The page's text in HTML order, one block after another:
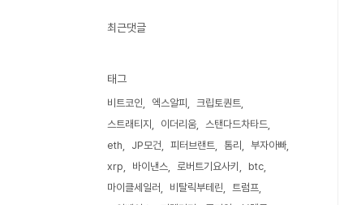
최근댓글
태그
비트코인 엑스알피
크립토퀀트
스트래티지
이더리움
스탠다드차타드
eth
JP모건 피터브랜트 톰리
부자아빠
xrp
바이낸스 로버트기요사키
btc
마이클세일러
비탈릭부테린
트럼프